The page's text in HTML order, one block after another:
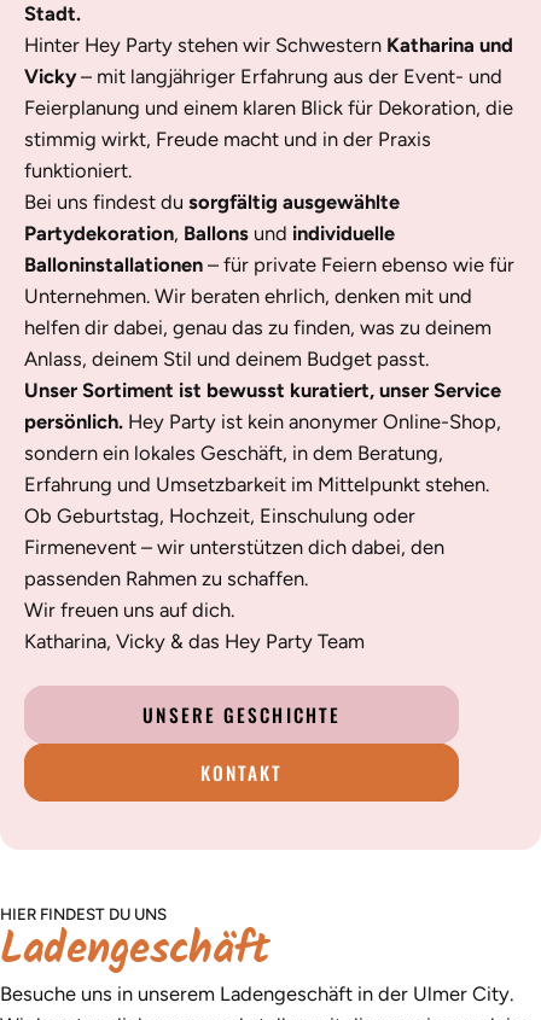
Stadt.
Hinter Hey Party stehen wir Schwestern Katharina und
Vicky– mit langjähriger Erfahrung aus der Event- und
Feierplanung und einem klaren Blick für Dekoration, die
stimmig wirkt, Freude macht und in der Praxis
funktioniert.
Bei uns findest du sorgfältig ausgewählte
Partydekoration, Ballons und individuelle
Balloninstallationen – für private Feiern ebenso wie für
Unternehmen. Wir beraten ehrlich, denken mit und
helfen dir dabei, genau das zu finden, was zu deinem
Anlass, deinem Stil und deinem Budget passt.
Unser Sortiment ist bewusst kuratiert, unser Service
persönlich. Hey Party ist kein anonymer Online-Shop,
sondern ein lokales Geschäft, in dem Beratung,
Erfahrung und Umsetzbarkeit im Mittelpunkt stehen.
Ob Geburtstag, Hochzeit, Einschulung oder
Firmenevent – wir unterstützen dich dabei, den
passenden Rahmen zu schaffen.
Wir freuen uns auf dich.
Katharina, Vicky & das Hey Party Team
UNSERE GESCHICHTE
KONTAKT
HIER FINDEST DU UNS
Ladengeschäft
Besuche uns in unserem Ladengeschäft in der Ulmer City.